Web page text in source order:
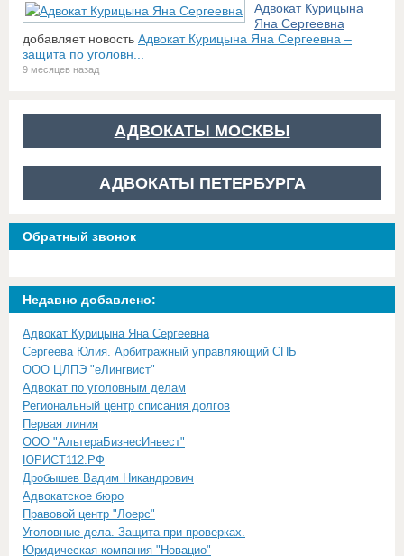
Адвокат Курицына
Яна Сергеевна
добавляет новость Адвокат Курицына Яна Сергеевна –
защита по уголовн...
9 месяцев назад
АДВОКАТЫ МОСКВЫ
АДВОКАТЫ ПЕТЕРБУРГА
Обратный звонок
Недавно добавлено:
Адвокат Курицына Яна Сергеевна
Сергеева Юлия. Арбитражный управляющий СПБ
ООО ЦЛПЭ "еЛингвист"
Адвокат по уголовным делам
Региональный центр списания долгов
Первая линия
ООО "АльтераБизнесИнвест"
ЮРИСТ112.РФ
Дробышев Вадим Никандрович
Адвокатское бюро
Правовой центр "Лоерс"
Уголовные дела. Защита при проверках.
Юридическая компания "Новацио"